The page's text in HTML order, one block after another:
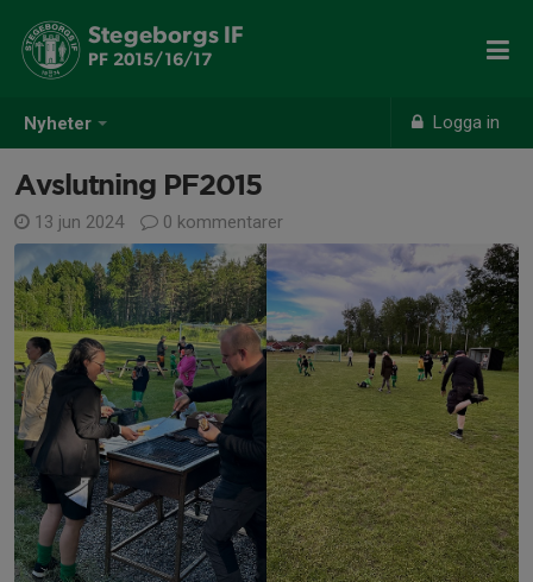
Nyheter Logga in
Stegeborgs IF
PF 2015/16/17
Avslutning PF2015
13 jun 2024 0 kommentarer